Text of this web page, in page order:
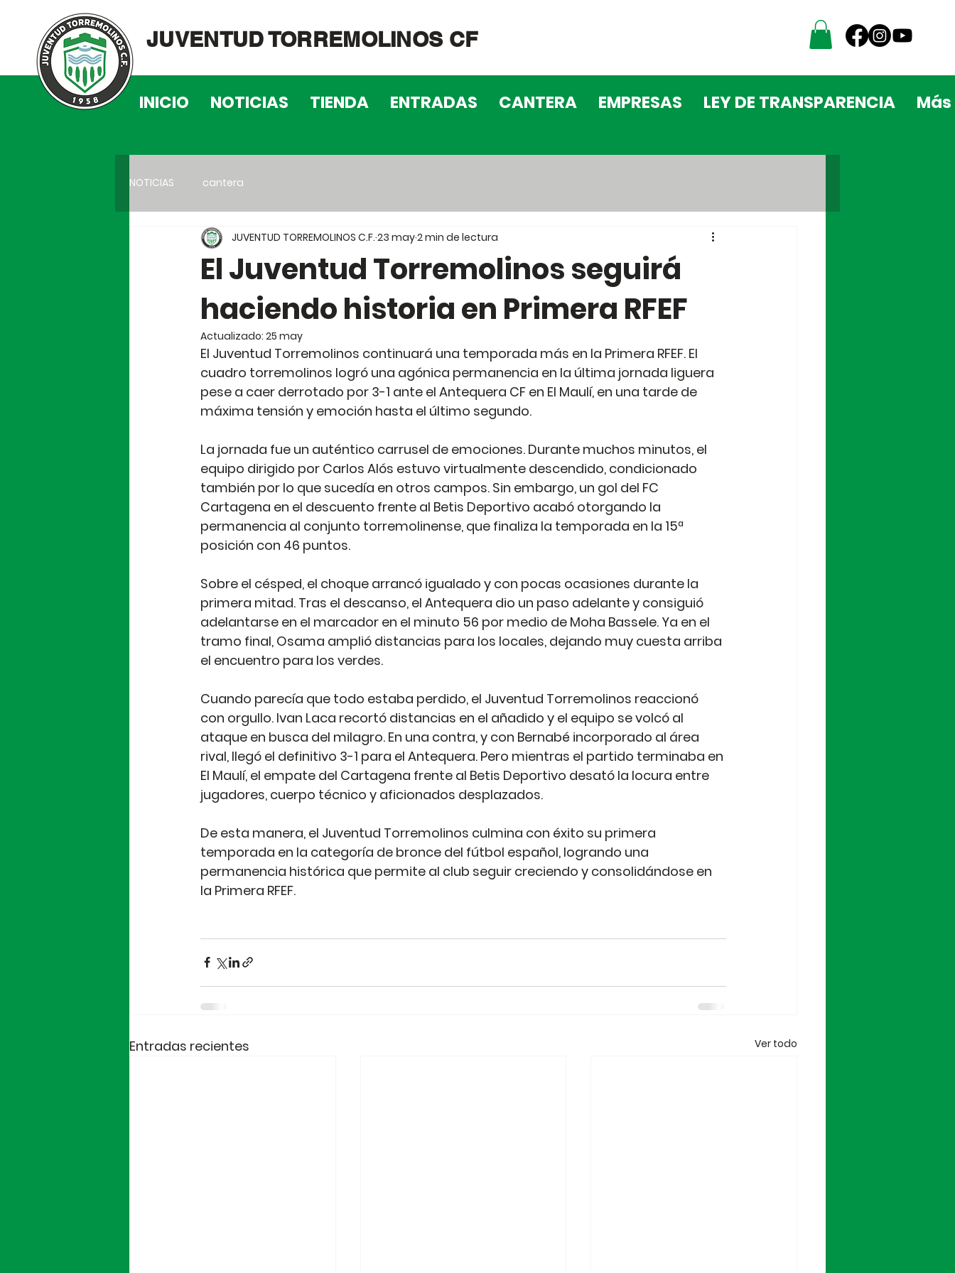
JUVENTUD TORREMOLINOS CF
INICIO NOTICIAS TIENDA ENTRADAS CANTERA EMPRESAS LEY DE TRANSPARENCIA Más
NOTICIAS cantera
El Juventud Torremolinos seguirá
haciendo historia en Primera RFEF
JUVENTUD TORREMOLINOS C.F. 23 may2 min de lectura
Actualizado: 25 may
El Juventud Torremolinos continuará una temporada más en la Primera RFEF. El
cuadro torremolinos logró una agónica permanencia en la última jornada liguera
pese a caer derrotado por 3-1 ante el Antequera CF en El Maulí, en una tarde de
máxima tensión y emoción hasta el último segundo.
La jornada fue un auténtico carrusel de emociones. Durante muchos minutos, el
equipo dirigido por Carlos Alós estuvo virtualmente descendido, condicionado
también por lo que sucedía en otros campos. Sin embargo, un gol del FC
Cartagena en el descuento frente al Betis Deportivo acabó otorgando la
permanencia al conjunto torremolinense, que finaliza la temporada en la 15ª
posición con 46 puntos.
Sobre el césped, el choque arrancó igualado y con pocas ocasiones durante la
primera mitad. Tras el descanso, el Antequera dio un paso adelante y consiguió
adelantarse en el marcador en el minuto 56 por medio de Moha Bassele. Ya en el
tramo final, Osama amplió distancias para los locales, dejando muy cuesta arriba
el encuentro para los verdes.
Cuando parecía que todo estaba perdido, el Juventud Torremolinos reaccionó
con orgullo. Ivan Laca recortó distancias en el añadido y el equipo se volcó al
ataque en busca del milagro. En una contra, y con Bernabé incorporado al área
rival, llegó el definitivo 3-1 para el Antequera. Pero mientras el partido terminaba en
El Maulí, el empate del Cartagena frente al Betis Deportivo desató la locura entre
jugadores, cuerpo técnico y aficionados desplazados.
De esta manera, el Juventud Torremolinos culmina con éxito su primera
temporada en la categoría de bronce del fútbol español, logrando una
permanencia histórica que permite al club seguir creciendo y consolidándose en
la Primera RFEF.
Entradas recientes Ver todo